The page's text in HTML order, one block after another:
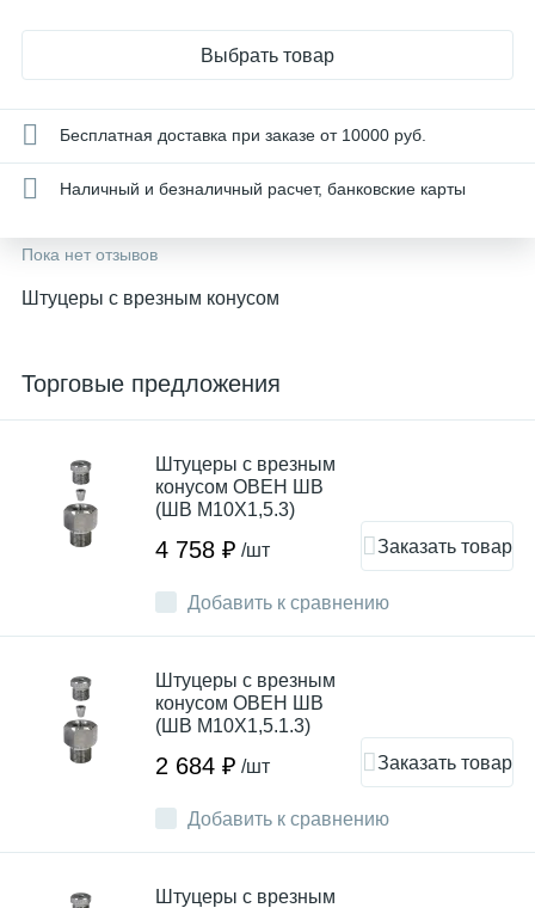
Выбрать товар
Бесплатная доставка при заказе от 10000 руб.
Наличный и безналичный расчет, банковские карты
Пока нет отзывов
Штуцеры с врезным конусом
Торговые предложения
Добавить к сравнению
Штуцеры с врезным
конусом ОВЕН ШВ
(ШВ М10Х1,5.3)
4 758 ₽ /шт Заказать товар
Добавить к сравнению
Штуцеры с врезным
конусом ОВЕН ШВ
(ШВ М10Х1,5.1.3)
2 684 ₽ /шт Заказать товар
Штуцеры с врезным